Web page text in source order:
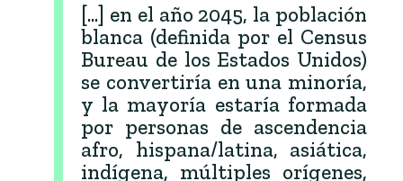
[...] en el año 2045, la población
blanca (definida por el Census
Bureau de los Estados Unidos)
se convertiría en una minoría,
y la mayoría estaría formada
por personas de ascendencia
afro, hispana/latina, asiática,
indígena, múltiples orígenes,